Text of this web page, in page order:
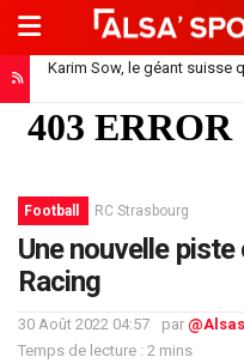
Karim Sow, le géant suisse
Football RC Strasbourg
Une nouvelle
Racing
30 Août 2022 04:57 par
Temps de lecture : 2 mins